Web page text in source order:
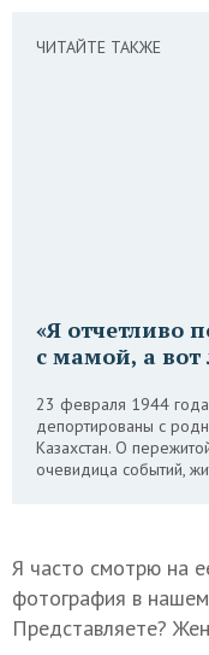
ЧИТАЙТЕ ТАКЖЕ
«Я отчетливо
с мамой, а
23 февраля 1944
депортированы с
Казахстан. О
очевидица событий,
Я часто смотрю на
фотография в
Представляете?